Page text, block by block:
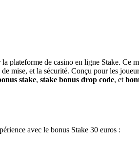
plateforme de casino en ligne Stake. Ce
mise, et la sécurité. Conçu pour les
stake, stake bonus drop code, et
avec le bonus Stake 30 euros :